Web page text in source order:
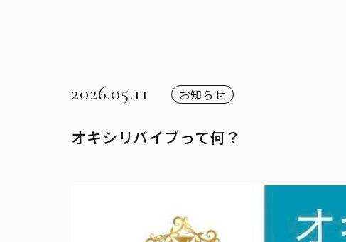
2026.05.11 お知らせ
オキシリバイブって何？